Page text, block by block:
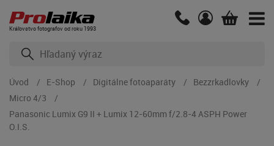
Kráľovstvo fotografov od roku 1993
Úvod E-Shop Digitálne fotoaparáty
Bezzrkadlovky
Micro 4/3
Panasonic Lumix G9 II + Lumix 12-60mm f/2.8-4 ASPH Power
O.I.S.